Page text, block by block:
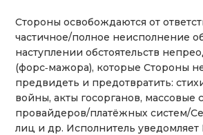
Стороны освобождаются от
частичное/полное неисполнение
наступлении обстоятельств
(форс‑мажора), которые Стороны
предвидеть и предотвратить:
войны, акты госорганов, массовые
провайдеров/платёжных систем/
лиц и др. Исполнитель уведомляет